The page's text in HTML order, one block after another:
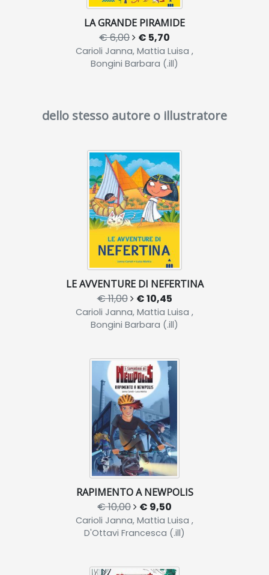
LA GRANDE PIRAMIDE
€ 6,00 € 5,70
Carioli Janna, Mattia Luisa ,
Bongini Barbara (.ill)
dello stesso autore o illustratore
LE AVVENTURE DI NEFERTINA
€ 11,00 € 10,45
Carioli Janna, Mattia Luisa ,
Bongini Barbara (.ill)
RAPIMENTO A NEWPOLIS
€ 10,00 € 9,50
Carioli Janna, Mattia Luisa ,
D'Ottavi Francesca (.ill)